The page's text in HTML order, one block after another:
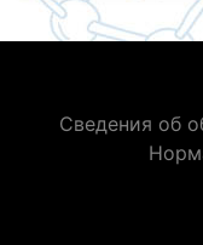
Сведения об